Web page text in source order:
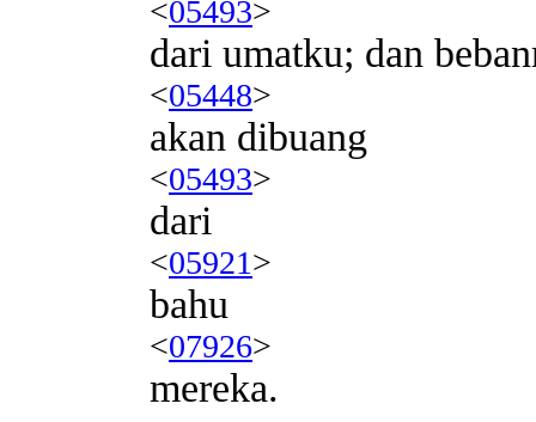
<05493>
dari umatku; dan
<05448>
akan dibuang
<05493>
dari
<05921>
bahu
<07926>
mereka.